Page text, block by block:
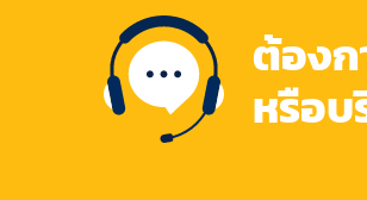
ต้อง
หรือบ